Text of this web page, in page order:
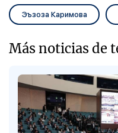
Эъзоза Каримова
Más noticias de